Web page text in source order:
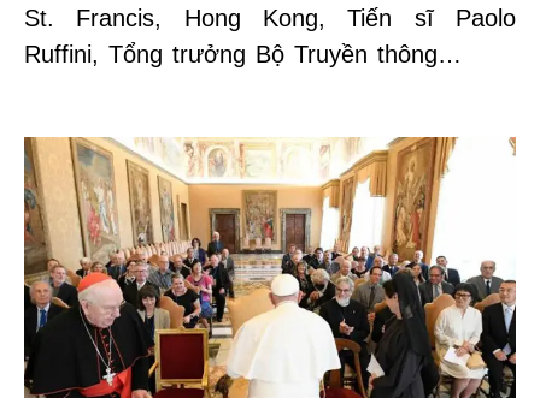
St. Francis, Hong Kong, Tiến sĩ Paolo
Ruffini, Tổng trưởng Bộ Truyền thông…